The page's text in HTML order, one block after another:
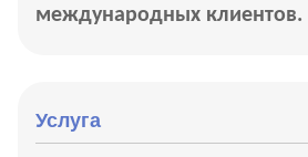
международных клиентов.
Услуга